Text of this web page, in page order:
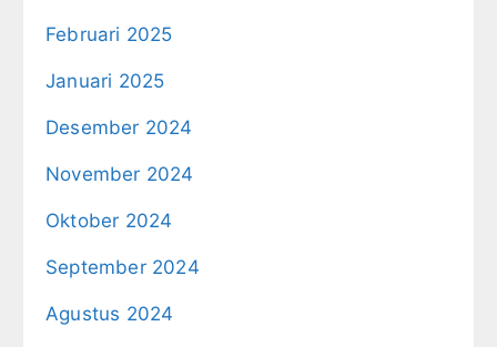
Februari 2025
Januari 2025
Desember 2024
November 2024
Oktober 2024
September 2024
Agustus 2024